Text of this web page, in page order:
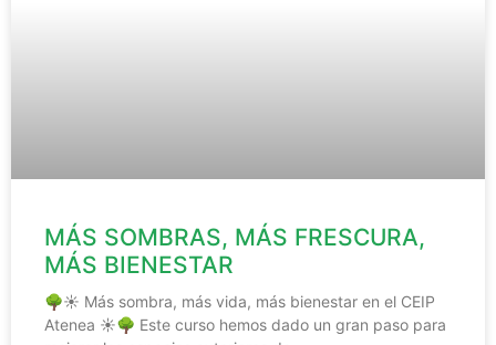
MÁS SOMBRAS, MÁS FRESCURA,
MÁS BIENESTAR
🌳☀️ Más sombra, más vida, más bienestar en el CEIP
Atenea ☀️🌳 Este curso hemos dado un gran paso para